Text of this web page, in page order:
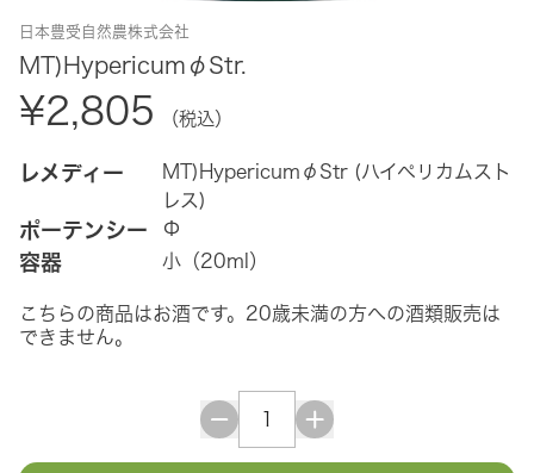
日本豊受自然農株式会社
MT)HypericumφStr.
¥2,805 （税込）
レメディー
MT)HypericumφStr (ハイペリカムスト
レス)
ポーテンシー Φ
容器 小（20ml）
こちらの商品はお酒です。20歳未満の方への酒類販売は
できません。